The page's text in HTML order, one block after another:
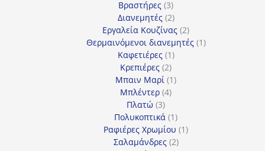
Βραστήρες 33
προϊόντα
Διανεμητές 22
προϊόντα
Εργαλεία Κουζίνας 22
προϊόντα
Θερμαινόμενοι διανεμητές 11
Καφετιέρες 11
προϊόν
Κρεπιέρες 22
προϊόντα
Μπαιν Μαρί 11
Μπλέντερ 44
Πλατώ 33
προϊόντα
Πολυκοπτικά 11
προϊόν
Ραφιέρες Χρωμίου 11
Σαλαμάνδρες 22